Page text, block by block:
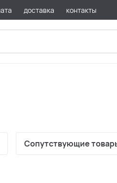
доставка контакты
Сопутствующие